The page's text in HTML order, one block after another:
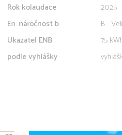
Rok kolaudace
2025
En. náročnost b.
B -
Ukazatel ENB
75
podle vyhlášky